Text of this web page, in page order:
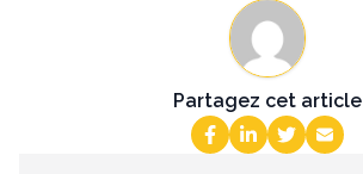
Partagez cet article